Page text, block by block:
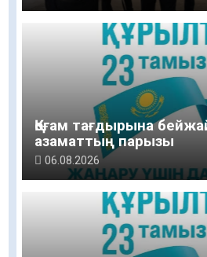
Қоғам тағдырына
азаматтың парызы
06.08.2026